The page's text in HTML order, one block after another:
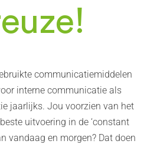
communicatiemiddelen
interne communicatie als
jaarlijks. Jou voorzien van het
uitvoering in de ‘constant
vandaag en morgen? Dat doen